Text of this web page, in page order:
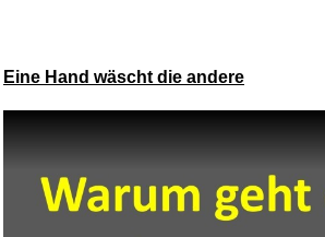
Aldi Steuer 2025 für
Eine Hand wäscht die andere